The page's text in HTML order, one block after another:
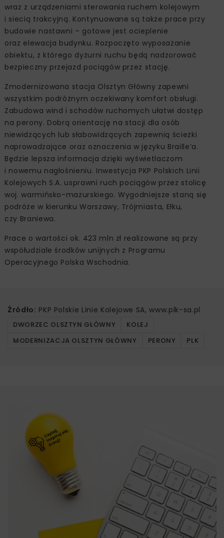
wraz z urządzeniami sterowania ruchem kolejowym
i siecią trakcyjną. Kontynuowane są także prace przy
budowie nastawni – gotowe jest ocieplenie
oraz elewacja budynku. Rozpoczęto wyposażanie
obiektu, z którego dyżurni ruchu będą nadzorować
bezpieczny przejazd pociągów przez stację.
Zmodernizowana stacja Olsztyn Główny zapewni
wszystkim podróżnym oczekiwany komfort obsługi.
Zabudowa wind i schodów ruchomych ułatwi dostęp
na perony. Dobrą orientację na stacji dla osób
niewidzących lub słabowidzących zapewnią ścieżki
naprowadzające oraz oznaczenia w języku Braille’a.
Będzie lepsza informacja dzięki wyświetlaczom
i nowemu nagłośnieniu. Inwestycja PKP Polskich Linii
Kolejowych S.A. usprawni ruch pociągów przez stolicę
woj. warmińsko-mazurskiego. Wygodniejsze staną się
podróże w kierunku Warszawy, Trójmiasta, Ełku,
czy Braniewa.
Prace o wartości ok. 423 mln zł realizowane są przy
współudziale środków unijnych z Programu
Operacyjnego Polska Wschodnia.
Źródło: PKP Polskie Linie Kolejowe SA, www.plk-sa.pl
DWORZEC OLSZTYN GŁÓWNY
KOLEJ
MODERNIZACJA OLSZTYN GŁÓWNY
PERONY PLK